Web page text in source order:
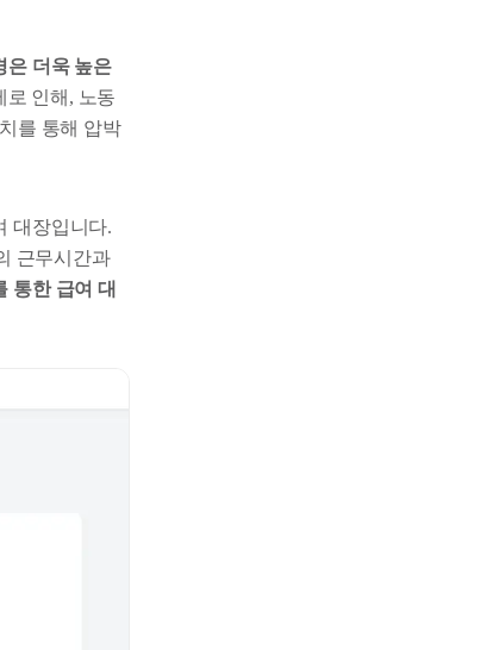
은 더욱 높은
로 인해, 노동
를 통해 압박
대장입니다.
근무시간과
통한 급여 대